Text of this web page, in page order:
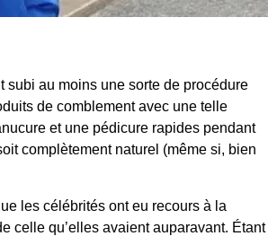
subi au moins une sorte de procédure
de comblement avec une telle
et une pédicure rapides pendant
complètement naturel (même si, bien
les célébrités ont eu recours à la
celle qu’elles avaient auparavant. Étant